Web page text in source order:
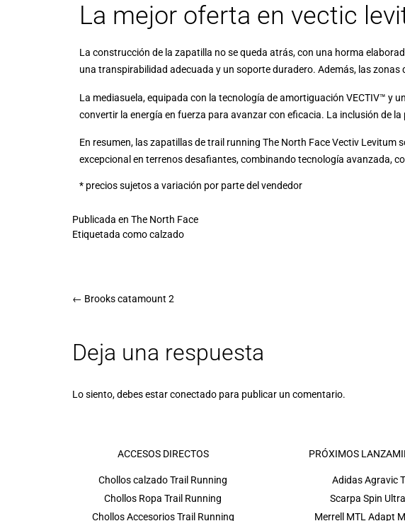
La mejor oferta en vectic
La construcción de la zapatilla no se queda atrás, con una horma
una transpirabilidad adecuada y un soporte duradero. Además, las
La mediasuela, equipada con la tecnología de amortiguación VECTIV™ y
convertir la energía en fuerza para avanzar con eficacia. La inclusión de
En resumen, las zapatillas de trail running The North Face Vectiv
excepcional en terrenos desafiantes, combinando tecnología avanzada,
* precios sujetos a variación por parte del vendedor
Publicada en The North Face
Etiquetada comocalzado
← Brooks catamount 2
Deja una respuesta
Lo siento, debes estarconectado para publicar un comentario.
ACCESOS DIRECTOS
Chollos calzado Trail Running
Chollos Ropa Trail Running
Chollos Accesorios Trail Running
PRÓXIMOS
Adidas Agravic
Scarpa Spin
Merrell MTL Adapt